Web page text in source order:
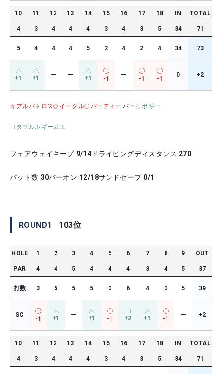
10 11 12 13 14 15 16 17 18 IN TOTAL
4 3 4 4 4 3 4 3 5 34 71
5 4 4 4 5 2 4 2 4 34 73
+1 +1 ー ー +1 -1
ー
-1 -1
0 +2
アルバトロス イーグル バーティ ー パー ボギー
ダブルボギー以上
フェアウェイキープ 9/14 ドライビングディスタンス 270
パット数 30パーオン 12/18サンドセーブ 0/1
ROUND1 103位
HOLE 1 2 3 4 5 6 7 8 9 OUT
PAR 4 4 5 4 4 4 3 4 5 37
打数 3 5 5 5 3 6 4 3 5 39
SC
-1 +1 ー +1 -1 +2 +1 -1
ー +2
10 11 12 13 14 15 16 17 18 IN TOTAL
4 3 4 4 4 3 4 3 5 34 71